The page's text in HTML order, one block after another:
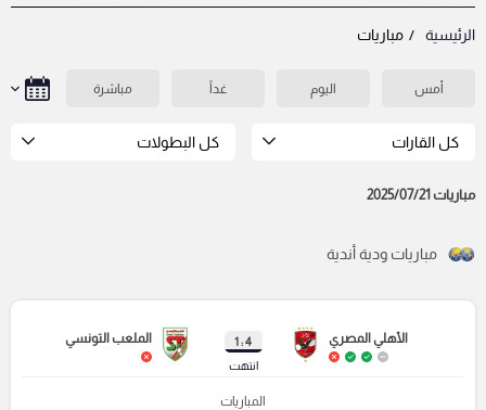
الرئيسية مباريات
أمس اليوم غداً مباشرة
كل القارات كل البطولات
مباريات 2025/07/21
مباريات ودية أندية
الأهلي المصري
4 : 1
انتهت
الملعب التونسي
المباريات